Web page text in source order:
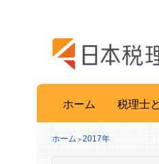
ホーム 税理士
ホーム >2017年